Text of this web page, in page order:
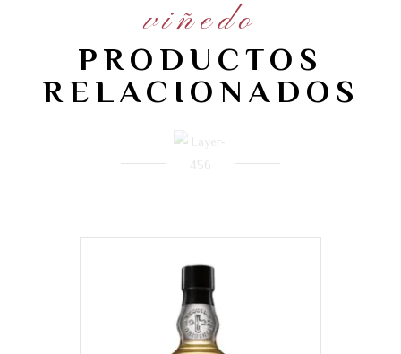
viñedo
PRODUCTOS
RELACIONADOS